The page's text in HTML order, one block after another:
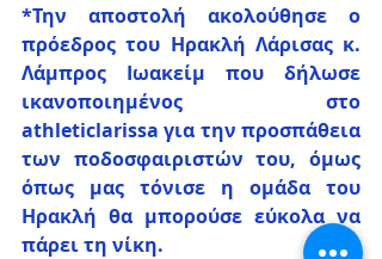
*Την αποστολή ακολούθησε ο
πρόεδρος του Ηρακλή Λάρισας κ.
Λάμπρος Ιωακείμ που δήλωσε
ικανοποιημένος στο
athleticlarissa για την προσπάθεια
των ποδοσφαιριστών του, όμως
όπως μας τόνισε η ομάδα του
Ηρακλή θα μπορούσε εύκολα να
πάρει τη νίκη.